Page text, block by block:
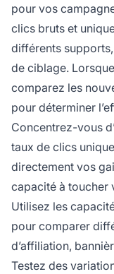
pour vos
clics bruts et
différents
de ciblage.
comparez les
pour déterminer
Concentrez-vous
taux de clics
directement vos
capacité à toucher
Utilisez les
pour comparer
d’affiliation,
Testez des